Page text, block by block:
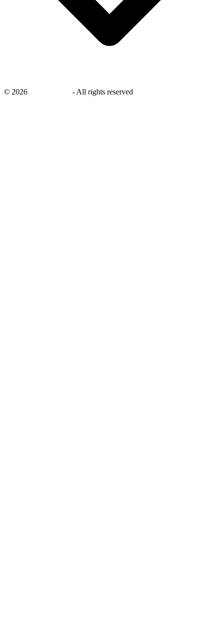
© 2026 - All rights reserved